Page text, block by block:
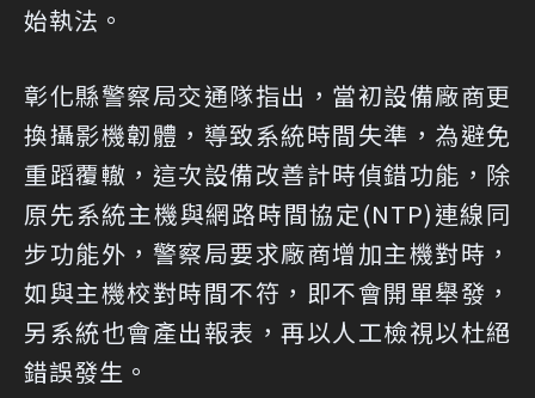
始執法。
彰化縣警察局交通隊指出，當初設備廠商更
換攝影機韌體，導致系統時間失準，為避免
重蹈覆轍，這次設備改善計時偵錯功能，除
原先系統主機與網路時間協定(NTP)連線同
步功能外，警察局要求廠商增加主機對時，
如與主機校對時間不符，即不會開單舉發，
另系統也會產出報表，再以人工檢視以杜絕
錯誤發生。